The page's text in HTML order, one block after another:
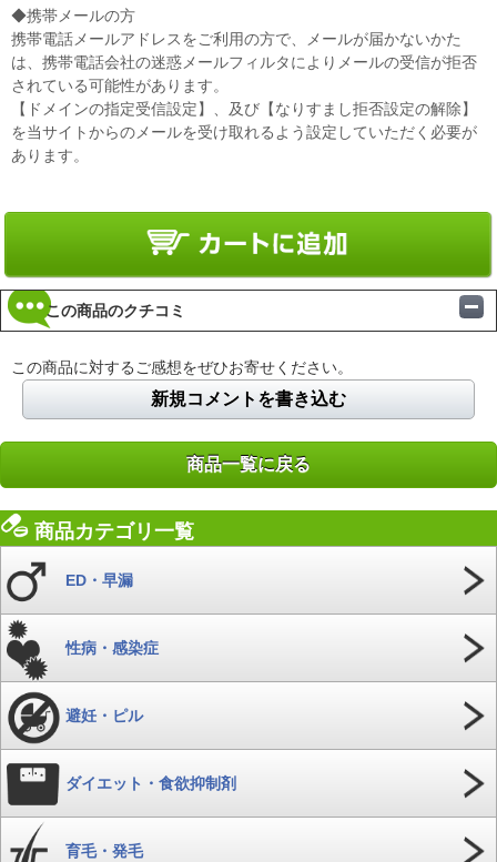
◆携帯メールの方
携帯電話メールアドレスをご利用の方で、メールが届かないかた
は、携帯電話会社の迷惑メールフィルタによりメールの受信が拒否
されている可能性があります。
【ドメインの指定受信設定】、及び【なりすまし拒否設定の解除】
を当サイトからのメールを受け取れるよう設定していただく必要が
あります。
この商品のクチコミ
この商品に対するご感想をぜひお寄せください。
新規コメントを書き込む
商品一覧に戻る
商品カテゴリ一覧
ED・早漏
性病・感染症
避妊・ピル
ダイエット・食欲抑制剤
育毛・発毛